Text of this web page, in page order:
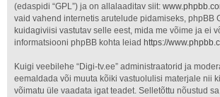
(edaspidi “GPL”) ja on allalaaditav siit:
vaid vahend internetis arutelude pidamiseks, phpBB
kuidagiviisi vastutav selle eest, mida me võime ja ei
informatsiooni phpBB kohta leiad https://
Kuigi veebilehe “Digi-tv.ee” administraatorid ja
eemaldada või muuta kõiki vastuolulisi materjale nii
võimatu üle vaadata igat teadet. Selletõttu nõustud